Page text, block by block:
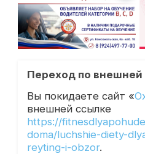
Переход по внешней
Вы покидаете сайт «
внешней ссылке
https://
doma/luchshie-diety-
reyting-i-obzor.